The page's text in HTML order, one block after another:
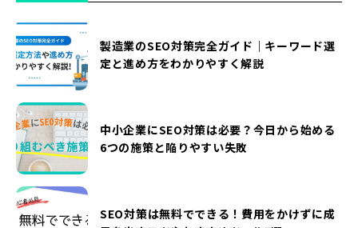
製造業のSEO対策完全ガイド｜キーワード選
定と進め方をわかりやすく解説
中小企業にSEO対策は必要？今日から始める
6つの施策と陥りやすい失敗
SEO対策は無料でできる！費用をかけずに成